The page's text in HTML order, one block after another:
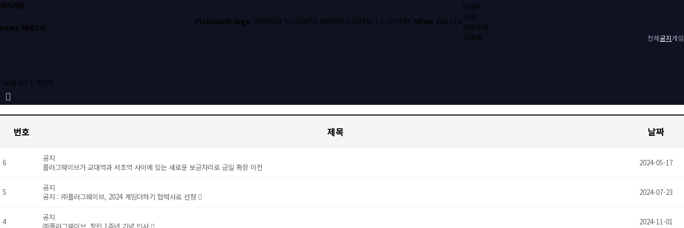
PLUGWAVE logoCOMPANY BUSINESS WORKS CONTACT CAREERS NEWS WALTER
한국어
ENG
简体中文
日本語
공지사항
news 카테고리
전체공지게임
Total 6건 1 페이지
번호 제목 날짜
6
공지
플러그웨이브가 교대역과 서초역 사이에 있는 새로운 보금자리로 금일 확장 이전
2024-05-17
5
공지
공지 : ㈜플러그웨이브, 2024 게임더하기 협력사로 선정​​
2024-07-23
4
공지
2024-11-01